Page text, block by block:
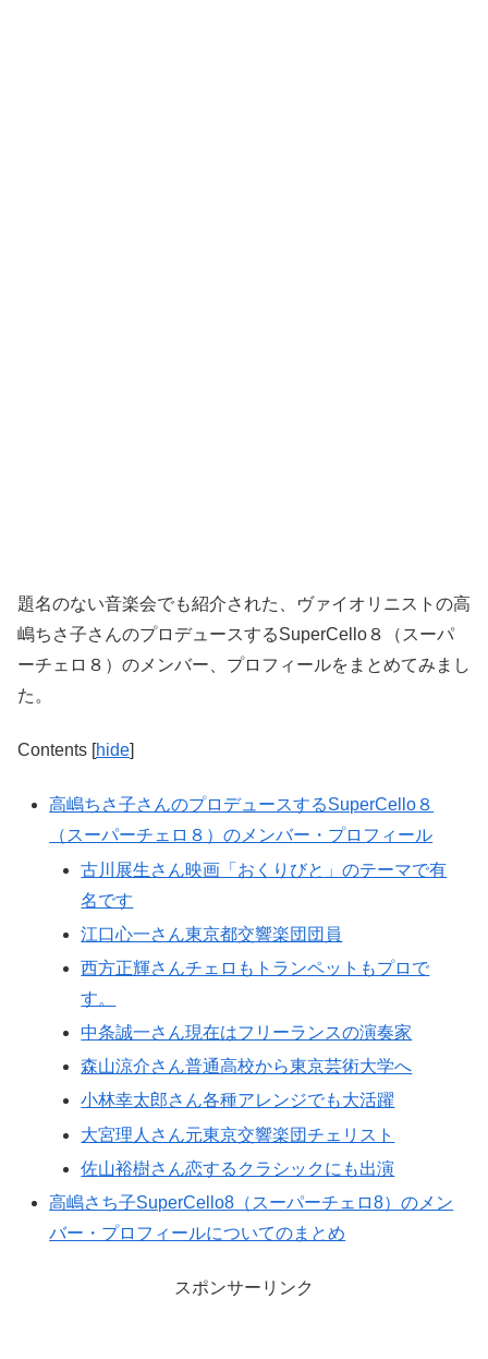
題名のない音楽会でも紹介された、ヴァイオリニストの高
嶋ちさ子さんのプロデュースするSuperCello８（スーパ
ーチェロ８）のメンバー、プロフィールをまとめてみまし
た。
Contents [hide]
高嶋ちさ子さんのプロデュースするSuperCello８
（スーパーチェロ８）のメンバー・プロフィール
古川展生さん映画「おくりびと」のテーマで有
名です
江口心一さん東京都交響楽団団員
西方正輝さんチェロもトランペットもプロで
す。
中条誠一さん現在はフリーランスの演奏家
森山涼介さん普通高校から東京芸術大学へ
小林幸太郎さん各種アレンジでも大活躍
大宮理人さん元東京交響楽団チェリスト
佐山裕樹さん恋するクラシックにも出演
高嶋さち子SuperCello8（スーパーチェロ8）のメン
バー・プロフィールについてのまとめ
スポンサーリンク